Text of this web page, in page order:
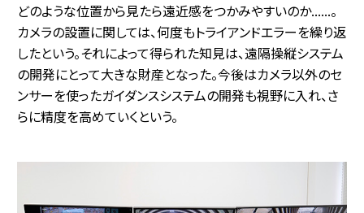
どのような位置から見たら遠近感をつかみやすいのか......。
カメラの設置に関しては、何度もトライアンドエラーを繰り返
したという。それによって得られた知見は、遠隔操縦システム
の開発にとって大きな財産となった。今後はカメラ以外のセ
ンサーを使ったガイダンスシステムの開発も視野に入れ、さ
らに精度を高めていくという。